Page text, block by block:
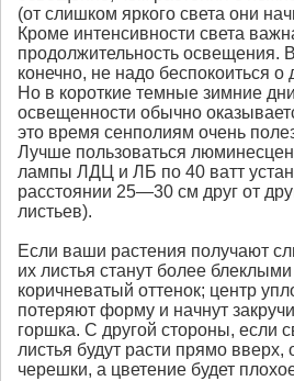
(от слишком яркого света они
Кроме интенсивности света
продолжительность освещения.
конечно, не надо беспокоиться о
Но в короткие темные зимние
освещенности обычно
это время сенполиям очень
Лучше пользоваться
лампы ЛДЦ и ЛБ по 40 ватт
расстоянии 25—30 см друг от
листьев).
Если ваши растения получают
их листья станут более
коричневатый оттенок; центр
потеряют форму и начнут
горшка. С другой стороны, если
листья будут расти прямо
черешки, а цветение будет